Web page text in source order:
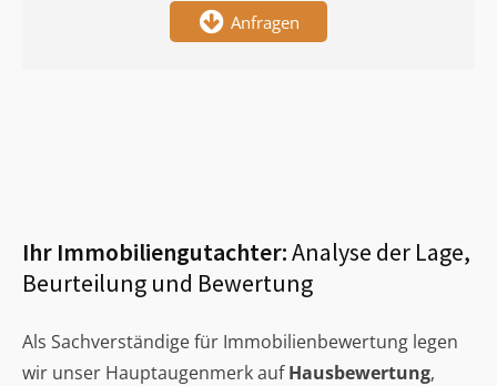
Anfragen
Ihr Immobiliengutachter:Analyse der Lage,
Beurteilung und Bewertung
Als Sachverständige für Immobilienbewertung legen
wir unser Hauptaugenmerk aufHausbewertung,